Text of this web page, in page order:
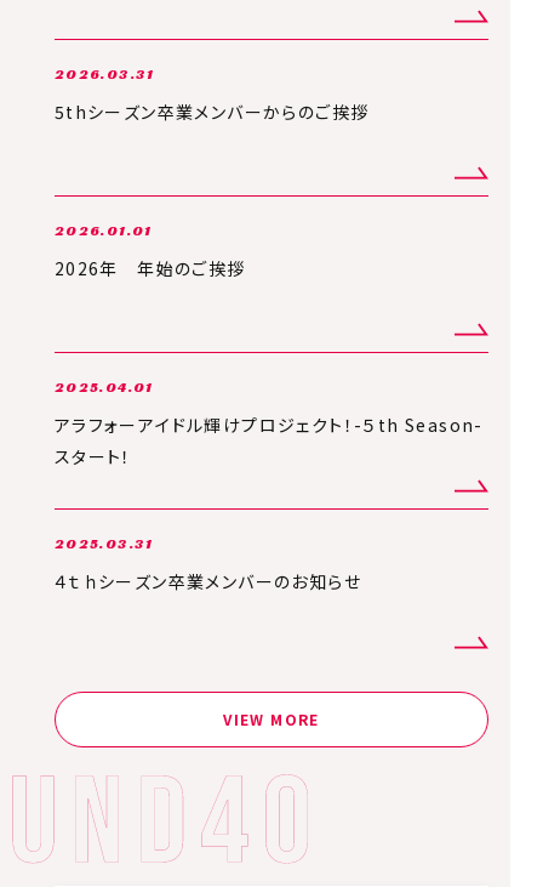
2026.03.31
5thシーズン卒業メンバーからのご挨拶
2026.01.01
2026年 年始のご挨拶
2025.04.01
アラフォーアイドル輝けプロジェクト！-５th Season-
スタート！
2025.03.31
４ｔｈシーズン卒業メンバーのお知らせ
VIEW MORE